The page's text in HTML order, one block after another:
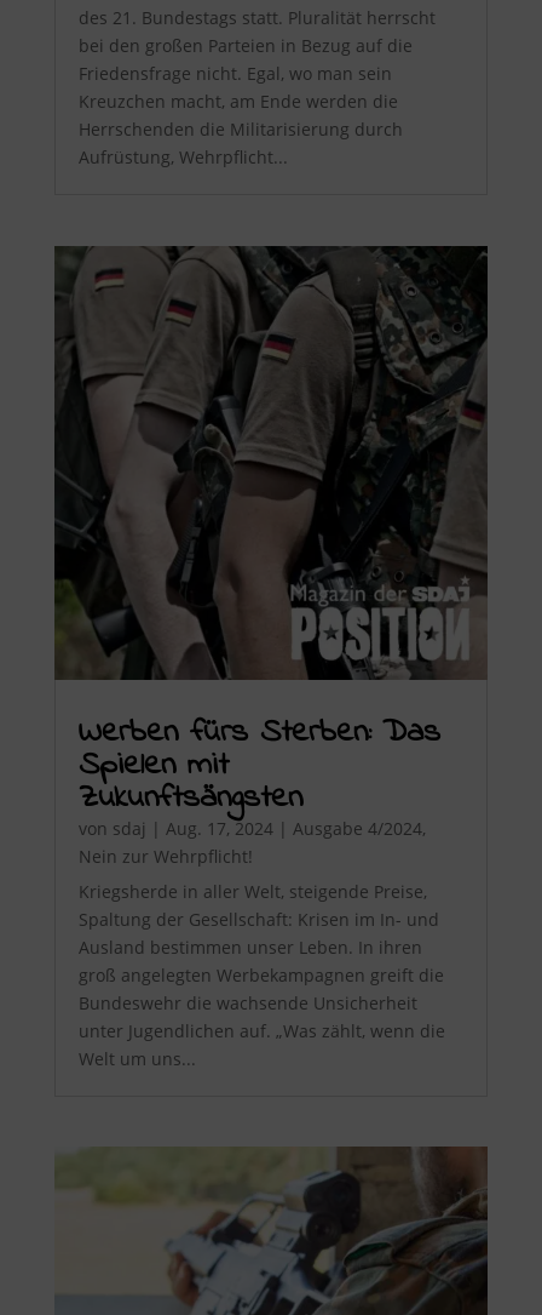
des 21. Bundestags statt. Pluralität herrscht
bei den großen Parteien in Bezug auf die
Friedensfrage nicht. Egal, wo man sein
Kreuzchen macht, am Ende werden die
Herrschenden die Militarisierung durch
Aufrüstung, Wehrpflicht...
Werben fürs Sterben: Das
Spielen mit
Zukunftsängsten
von sdaj | Aug. 17, 2024| Ausgabe 4/2024,
Nein zur Wehrpflicht!
Kriegsherde in aller Welt, steigende Preise,
Spaltung der Gesellschaft: Krisen im In- und
Ausland bestimmen unser Leben. In ihren
groß angelegten Werbekampagnen greift die
Bundeswehr die wachsende Unsicherheit
unter Jugendlichen auf. „Was zählt, wenn die
Welt um uns...